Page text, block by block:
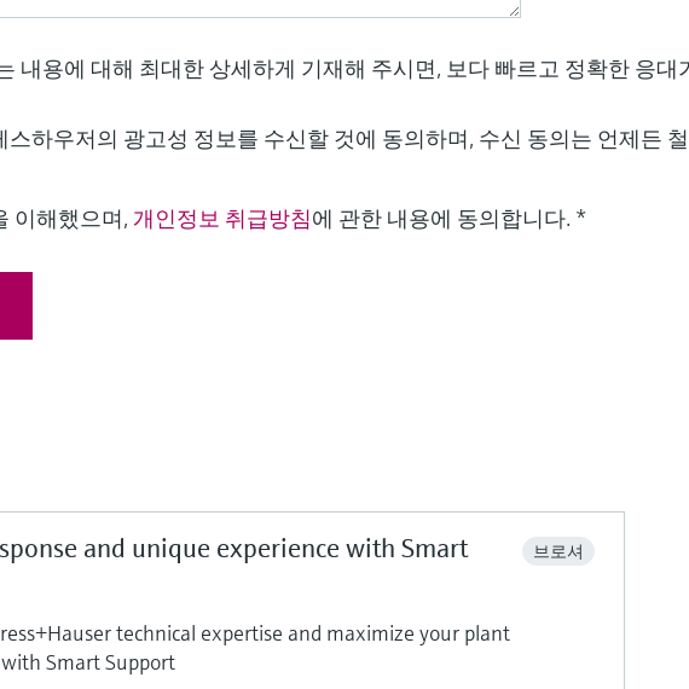
내용에 대해 최대한 상세하게 기재해 주시면, 보다 빠르고 정확한 응대
스하우저의 광고성 정보를 수신할 것에 동의하며, 수신 동의는 언제든
이해했으며,개인정보 취급방침에 관한 내용에 동의합니다. *
and unique experience with Smart
브로셔
technical expertise and maximize your plant
Smart Support